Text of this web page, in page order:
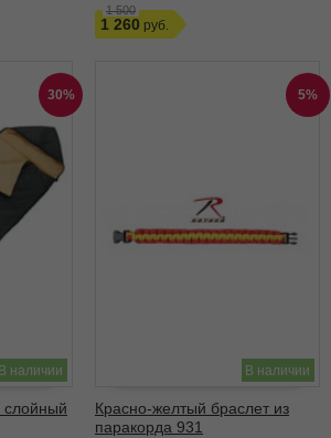
1 500
1 260
30%
В наличии
5%
В наличии
Красно-желтый браслет из
паракорда 931